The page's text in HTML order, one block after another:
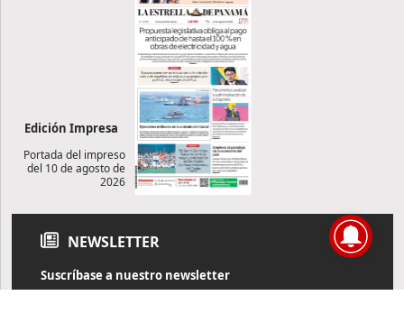
Edición Impresa
Portada del impreso
del 10 de agosto de
2026
NEWSLETTER
Suscríbase a nuestro newsletter
Reciba diariamente información de actualidad directamente en